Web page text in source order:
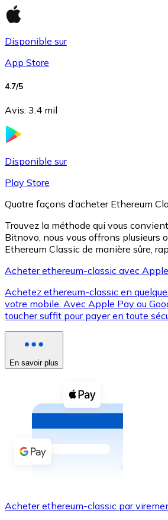
XRP
XRP
Voir toutes
Achetez des cryptomonnaies
Acheter avec espèces
Virement SEPA
Carte de crédit / débit
Disponible sur
App Store
4.7/5
Avis: 3.4 mil
Disponible sur
Play Store
Quatre façons d’acheter Ethereum
Trouvez la méthode qui vous
Bitnovo, nous vous offrons plusieurs
Ethereum Classic de manière sûre,
Acheter ethereum-classic avec
Achetez ethereum-classic en
votre mobile. Avec Apple Pay ou
toucher suffit pour payer en toute
En savoir plus
Acheter ethereum-classic par